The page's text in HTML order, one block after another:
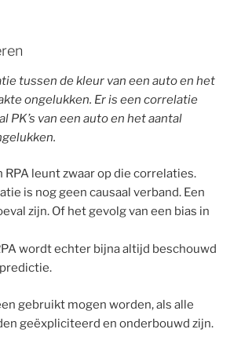
tussen de kleur van een auto en het
ongelukken. Er is een correlatie
PK’s van een auto en het aantal
RPA leunt zwaar op die correlaties.
is nog geen causaal verband. Een
zijn. Of het gevolg van een bias in
wordt echter bijna altijd beschouwd
gebruikt mogen worden, als alle
geëxpliciteerd en onderbouwd zijn.